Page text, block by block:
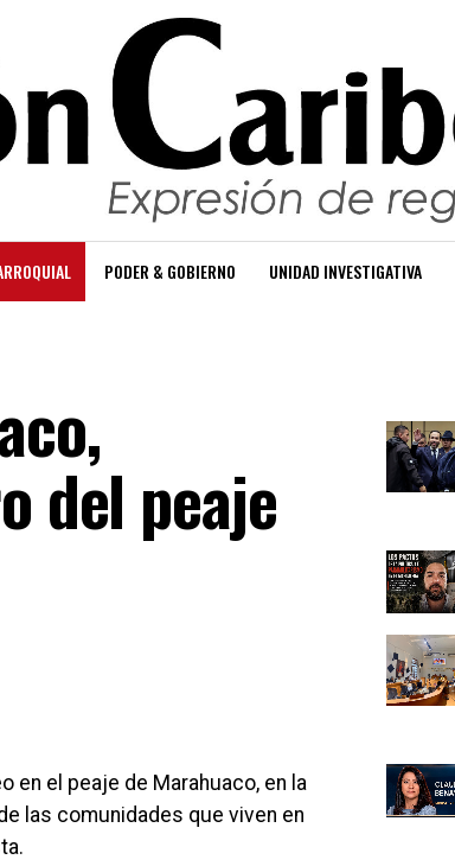
PODER & GOBIERNO UNIDAD INVESTIGATIVA
del peaje
en el peaje de Marahuaco, en la
las comunidades que viven en